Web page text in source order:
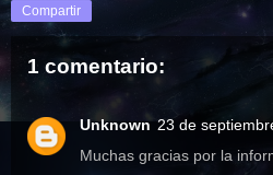
Compartir
1 comentario:
Unknown 23 de
Muchas gracias por la